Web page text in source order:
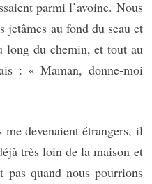
parmi l’avoine. Nous
jetâmes au fond du seau et
long du chemin, et tout au
: « Maman, donne-moi
devenaient étrangers, il
très loin de la maison et
pas quand nous pourrions